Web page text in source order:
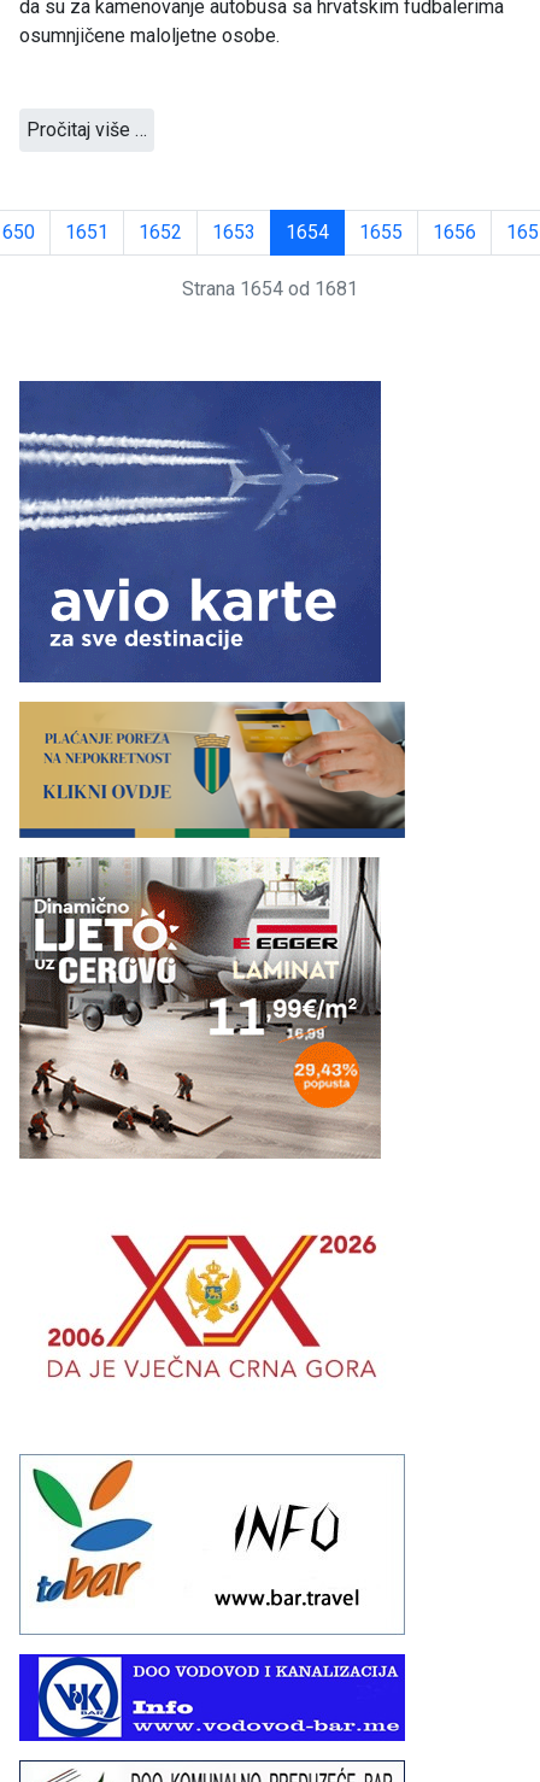
da su za kamenovanje autobusa sa hrvatskim fudbalerima
osumnjičene maloljetne osobe.
Pročitaj više …
1651 1652 1653 1654 1655 1656
Strana 1654 od 1681